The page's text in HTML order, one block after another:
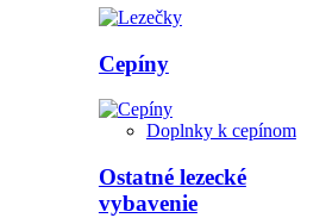
Cepíny
Doplnky k cepínom
Ostatné lezecké
vybavenie